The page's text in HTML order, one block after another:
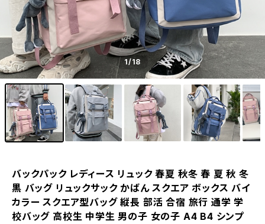
1/18
バックパック レディース リュック 春夏 秋冬 春 夏 秋 冬
黒 バッグ リュックサック かばん スクエア ボックス バイ
カラー スクエア型バッグ 縦長 部活 合宿 旅行 通学 学
校バッグ 高校生 中学生 男の子 女の子 A4 B4 シンプ